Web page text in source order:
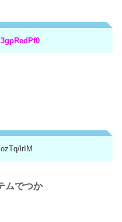
lrIM
ムでつか